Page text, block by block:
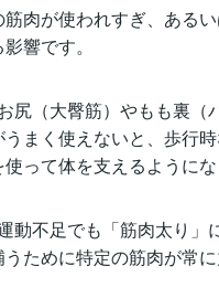
肉が使われすぎ、ある
響です。
尻（大臀筋）やもも裏（
まく使えないと、歩行
って体を支えるようにな
動不足でも「筋肉太り」
ために特定の筋肉が常